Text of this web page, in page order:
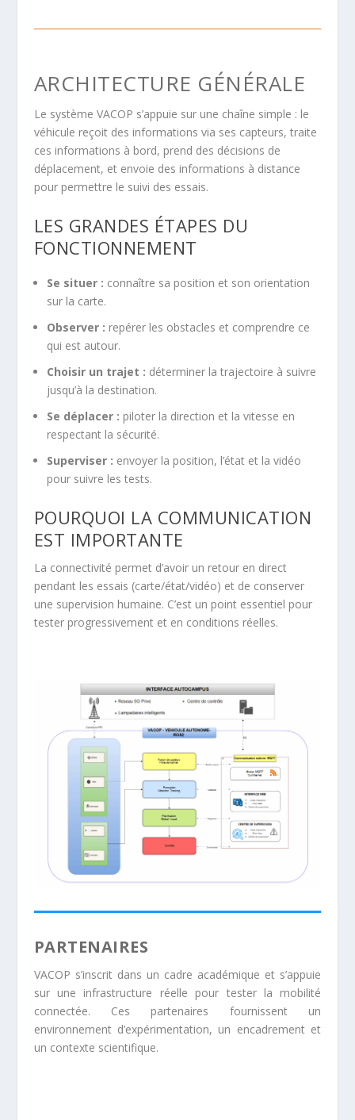
ARCHITECTURE GÉNÉRALE
Le système VACOP s’appuie sur une chaîne simple : le
véhicule reçoit des informations via ses capteurs, traite
ces informations à bord, prend des décisions de
déplacement, et envoie des informations à distance
pour permettre le suivi des essais.
LES GRANDES ÉTAPES DU
FONCTIONNEMENT
Se situer : connaître sa position et son orientation
sur la carte.
Observer : repérer les obstacles et comprendre ce
qui est autour.
Choisir un trajet : déterminer la trajectoire à suivre
jusqu’à la destination.
Se déplacer : piloter la direction et la vitesse en
respectant la sécurité.
Superviser : envoyer la position, l’état et la vidéo
pour suivre les tests.
POURQUOI LA COMMUNICATION
EST IMPORTANTE
La connectivité permet d’avoir un retour en direct
pendant les essais (carte/état/vidéo) et de conserver
une supervision humaine. C’est un point essentiel pour
tester progressivement et en conditions réelles.
PARTENAIRES
VACOP s’inscrit dans un cadre académique et s’appuie
sur une infrastructure réelle pour tester la mobilité
connectée. Ces partenaires fournissent un
environnement d’expérimentation, un encadrement et
un contexte scientifique.